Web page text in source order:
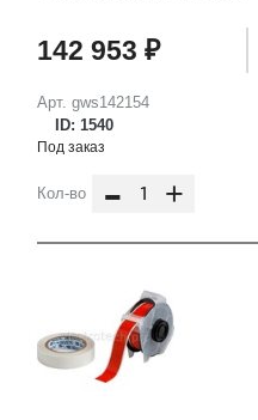
Арт. gws142154
ID: 1540
142 953 ₽
Под заказ
Кол-во - +